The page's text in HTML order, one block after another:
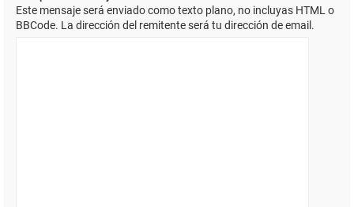
Este mensaje será enviado como texto plano, no incluyas HTML o
BBCode. La dirección del remitente será tu dirección de email.